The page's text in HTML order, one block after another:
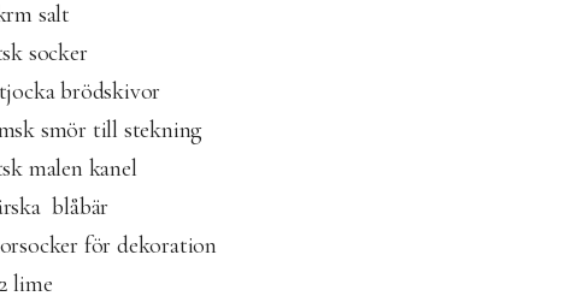
salt
socker
brödskivor
smör till stekning
malen kanel
blåbär
för dekoration
lime